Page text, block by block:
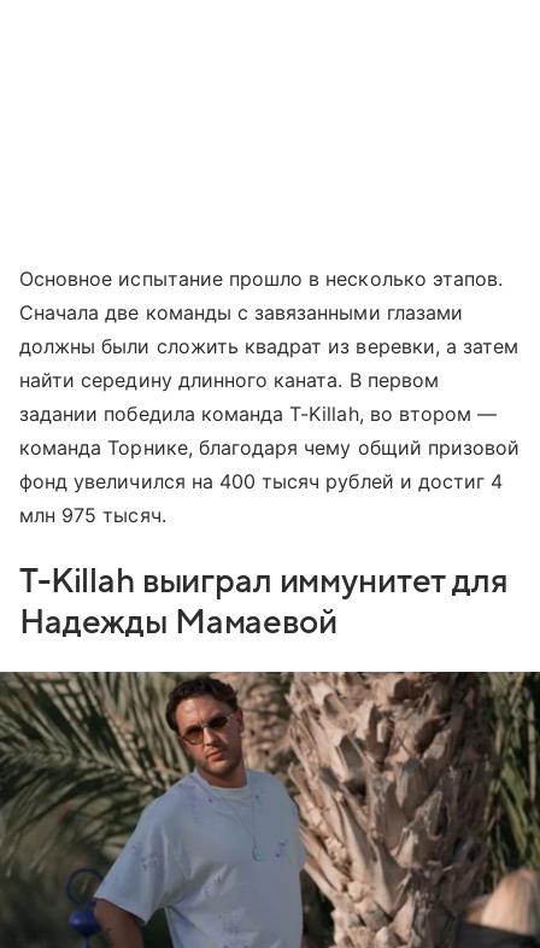
Основное испытание прошло в несколько этапов.
Сначала две команды с завязанными глазами
должны были сложить квадрат из веревки, а затем
найти середину длинного каната. В первом
задании победила команда T-Killah, во втором —
команда Торнике, благодаря чему общий призовой
фонд увеличился на 400 тысяч рублей и достиг 4
млн 975 тысяч.
T-Killah выиграл иммунитет для
Надежды Мамаевой